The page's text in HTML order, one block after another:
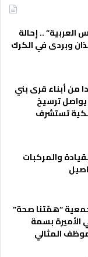
العربية” .. إحالة
وبردى في الكرك
من أبناء قرى بني
يواصل ترسيخ
تستشرف
والمركبات
“همّتنا صحة”
بسمة
المثالي